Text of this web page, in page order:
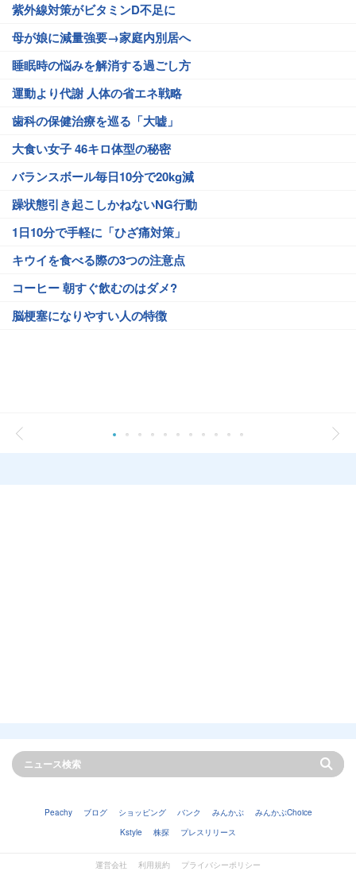
紫外線対策がビタミンD不足に
母が娘に減量強要→家庭内別居へ
睡眠時の悩みを解消する過ごし方
運動より代謝 人体の省エネ戦略
歯科の保健治療を巡る「大嘘」
大食い女子 46キロ体型の秘密
バランスボール毎日10分で20kg減
躁状態引き起こしかねないNG行動
1日10分で手軽に「ひざ痛対策」
キウイを食べる際の3つの注意点
コーヒー 朝すぐ飲むのはダメ?
脳梗塞になりやすい人の特徴
Peachy ブログ ショッピング バンク みんかぶ
みんかぶChoice
Kstyle
株探 プレスリリース
運営会社 利用規約 プライバシーポリシー